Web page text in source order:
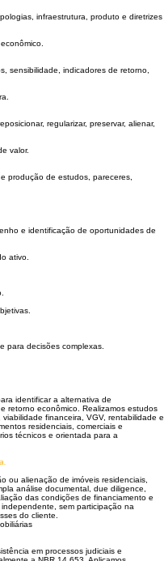
infraestrutura, produto e diretrizes
sensibilidade, indicadores de retorno,
regularizar, preservar, alienar,
valor.
produção de estudos, pareceres,
e identificação de oportunidades de
ativo.
para decisões complexas.
identificar a alternativa de
retorno econômico. Realizamos estudos
financeira, VGV, rentabilidade e
residenciais, comerciais e
técnicos e orientada para a
ou alienação de imóveis residenciais,
análise documental, due diligence,
das condições de financiamento e
sem participação na
do cliente.